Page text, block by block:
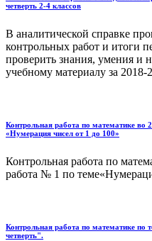
четверть 2-4 классов
В аналитической справке
контрольных работ и итоги
проверить знания, умения и
учебному материалу за
Контрольная работа по математике во
«Нумерация чисел от 1 до 100»
Контрольная работа по
работа № 1 по
Контрольная работа по математике по
четверть".